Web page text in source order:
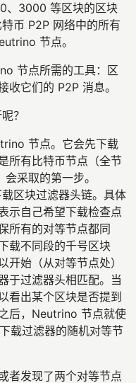
、3000 等区块的区块
币 P2P 网络中的所有
节点。
节点所需的工具：区
收它们的 P2P 消息。
？
节点。它会先下载
所有比特币节点（全节
采取的第一步。
区块过滤器头链。具体
示自己希望下载检查点
所有的对等节点都同
载不同段的千号区块
开始（从对等节点处）
于过滤器头相匹配。当
看出某个区块是否提到
后，Neutrino 节点就使
载过滤器的随机对等节
者发现了两个对等节点